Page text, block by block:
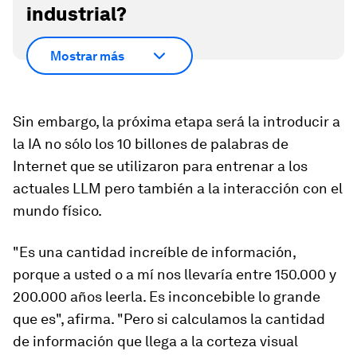
industrial?
Mostrar más
Sin embargo, la próxima etapa será la introducir a
la IA no sólo los 10 billones de palabras de
Internet que se utilizaron para entrenar a los
actuales LLM pero también a la interacción con el
mundo físico.
"Es una cantidad increíble de información,
porque a usted o a mí nos llevaría entre 150.000 y
200.000 años leerla. Es inconcebible lo grande
que es", afirma. "Pero si calculamos la cantidad
de información que llega a la corteza visual